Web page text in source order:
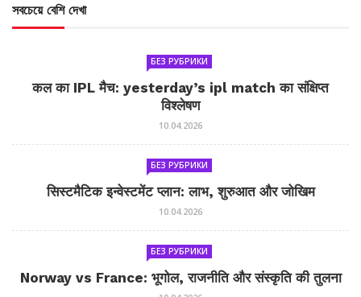
সবচেয়ে বেশি দেখা
БЕЗ РУБРИКИ
कल का IPL मैच: yesterday’s ipl match का संक्षिप्त
विश्लेषण
10.04.2026
БЕЗ РУБРИКИ
सिस्टमैटिक इन्वेस्टमेंट प्लान: लाभ, शुरुआत और जोखिम
10.04.2026
БЕЗ РУБРИКИ
Norway vs France: भूगोल, राजनीति और संस्कृति की तुलना